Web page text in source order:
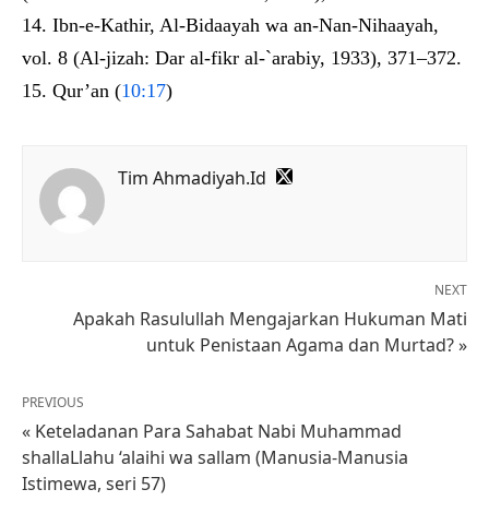
Ibn-e-Kathir, Al-Bidaayah wa an-Nan-Nihaayah,
vol. 8 (Al-jizah: Dar al-fikr al-`arabiy, 1933), 371–372.
Qur’an (10:17)
Tim Ahmadiyah.Id
NEXT
Apakah Rasulullah Mengajarkan Hukuman Mati
untuk Penistaan Agama dan Murtad? »
PREVIOUS
« Keteladanan Para Sahabat Nabi Muhammad
shallaLlahu ‘alaihi wa sallam (Manusia-Manusia
Istimewa, seri 57)